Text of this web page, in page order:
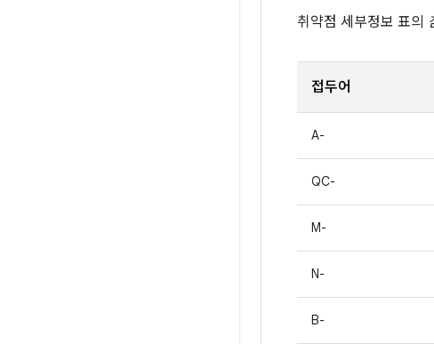
취약점 세부정보 표의
접두어
A-
QC-
M-
N-
B-